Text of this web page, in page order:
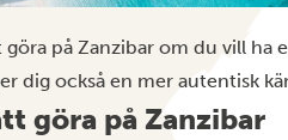
göra på Zanzibar om du vill
dig också en mer autentisk
göra på Zanzibar